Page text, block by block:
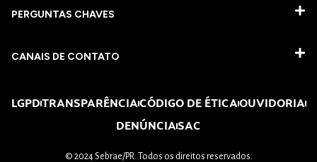
PERGUNTAS CHAVES​
CANAIS DE CONTATO
LGPDTRANSPARÊNCIACÓDIGO DE ÉTICAOUVIDORIA
DENÚNCIASAC
© 2024 Sebrae/PR. Todos os direitos reservados.